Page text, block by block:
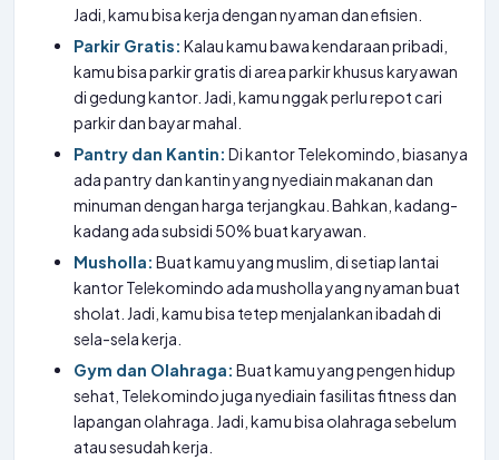
Jadi, kamu bisa kerja dengan nyaman dan efisien.
Parkir Gratis: Kalau kamu bawa kendaraan pribadi,
kamu bisa parkir gratis di area parkir khusus karyawan
di gedung kantor. Jadi, kamu nggak perlu repot cari
parkir dan bayar mahal.
Pantry dan Kantin: Di kantor Telekomindo, biasanya
ada pantry dan kantin yang nyediain makanan dan
minuman dengan harga terjangkau. Bahkan, kadang-
kadang ada subsidi 50% buat karyawan.
Musholla: Buat kamu yang muslim, di setiap lantai
kantor Telekomindo ada musholla yang nyaman buat
sholat. Jadi, kamu bisa tetep menjalankan ibadah di
sela-sela kerja.
Gym dan Olahraga: Buat kamu yang pengen hidup
sehat, Telekomindo juga nyediain fasilitas fitness dan
lapangan olahraga. Jadi, kamu bisa olahraga sebelum
atau sesudah kerja.